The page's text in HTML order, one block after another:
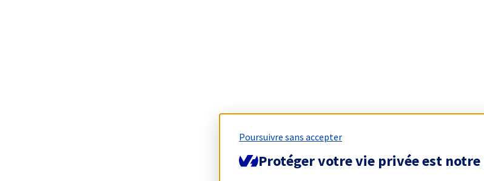
Poursuivre sans accepter
Protéger votre vie privée est